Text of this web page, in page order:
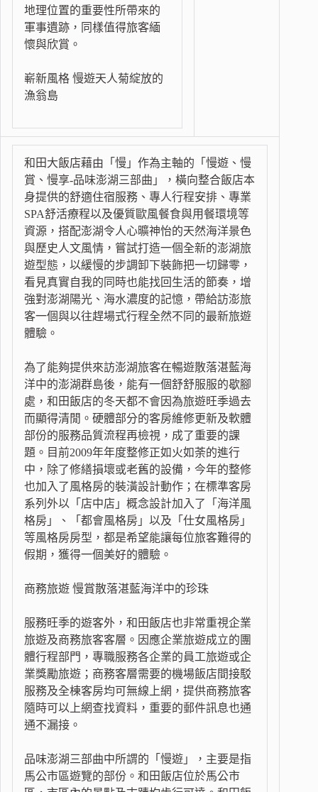
地理位置的重要性所帶來的
軍事遺跡，同樣值得旅客緬
懷與欣賞。
嶄新風格 慢遊天人菊綻放的
漁翁島
和田大飯店藉由「慢」作為主軸的「慢遊、慢
賞、慢享-品味澎湖三部曲」，橫向整合飯店本
身提供的舒適住宿服務、專人行程安排、專業
SPA舒活療程以及優質歐風餐食與用餐環境等
資源，搭配澎湖令人心曠神怡的天然海洋景色
與歷史人文風情，嘗試打造一個全新的澎湖旅
遊型態，以緩慢的步調卸下裝飾把一切歸零，
看見真實自我的同時也能找回生活的節奏，增
強對澎湖陽光、海水濃度的記憶，帶給訪澎旅
客一個與以往趕場式行程全然不同的最新旅遊
體驗。
為了能夠提供來訪澎湖旅客在暢遊散落湛藍海
洋中的澎湖群島後，能有一個舒舒服服的歇腳
處，和田飯店的冬天都不會因為旅遊旺季過去
而顯得清閒。硬體部分的客房維修更新及軟體
部份的服務品質流程再檢視，成了重要的課
題。目前2009年年度整修正如火如荼的進行
中，除了修繕損壞或老舊的設備，今年的整修
也加入了風格房的裝潢設計動作；在標準客房
系列外以「店中店」概念設計加入了「海洋風
格房」、「都會風格房」以及「仕女風格房」
等風格房房型，都是希望能讓每位旅客難得的
假期，獲得一個美好的體驗。
商務旅遊 慢賞散落湛藍海洋中的珍珠
服務旺季的遊客外，和田飯店也非常重視企業
旅遊及商務旅客客層。因應企業旅遊成立的團
體行程部門，專職服務各企業的員工旅遊或企
業獎勵旅遊；商務客層需要的機場飯店間接駁
服務及全棟客房均可無線上網，提供商務旅客
隨時可以上網查找資料，重要的郵件訊息也通
通不漏接。
品味澎湖三部曲中所謂的「慢遊」，主要是指
馬公市區遊覽的部份。和田飯店位於馬公市